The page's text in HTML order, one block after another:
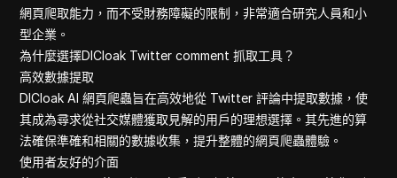
網頁爬取能力，而不受財務障礙的限制，非常適合研究人員和小
型企業。
為什麼選擇DICloak Twitter comment 抓取工具？
高效數據提取
DICloak AI 網頁爬蟲旨在高效地從 Twitter 評論中提取數據，使
其成為尋求從社交媒體獲取見解的用戶的理想選擇。其先進的算
法確保準確和相關的數據收集，提升整體的網頁爬蟲體驗。
使用者友好的介面